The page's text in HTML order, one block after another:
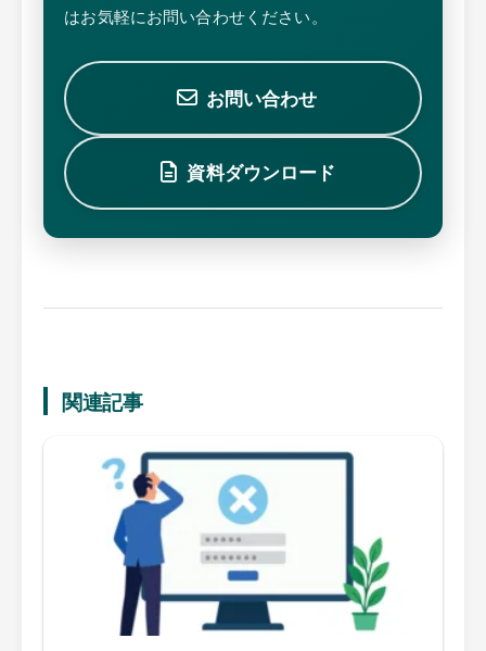
はお気軽にお問い合わせください。
お問い合わせ
資料ダウンロード
関連記事